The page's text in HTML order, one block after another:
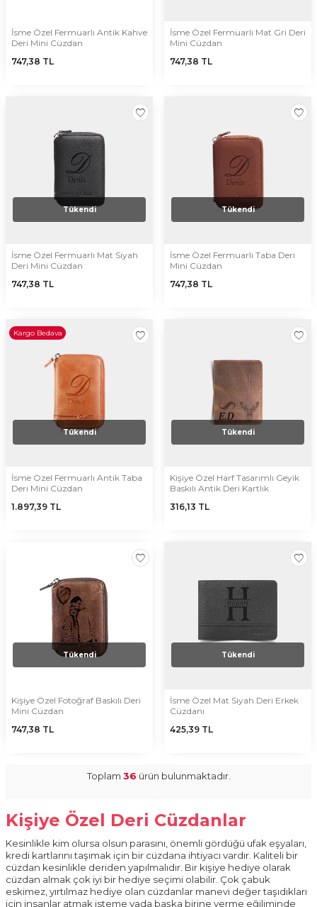
İsme Özel Fermuarlı Antik Kahve
Deri Mini Cüzdan
747,38 TL
İsme Özel Fermuarlı Mat Gri Deri
Mini Cüzdan
747,38 TL
Tükendi
İsme Özel Fermuarlı Mat Siyah
Deri Mini Cüzdan
747,38 TL
Tükendi
İsme Özel Fermuarlı Taba Deri
Mini Cüzdan
747,38 TL
Kargo Bedava
Tükendi
İsme Özel Fermuarlı Antik Taba
Deri Mini Cüzdan
1.897,39 TL
Tükendi
Kişiye Özel Harf Tasarımlı Geyik
Baskılı Antik Deri Kartlık
316,13 TL
Tükendi
Kişiye Özel Fotoğraf Baskılı Deri
Mini Cüzdan
747,38 TL
Tükendi
İsme Özel Mat Siyah Deri Erkek
Cüzdanı
425,39 TL
Toplam 36 ürün bulunmaktadır.
Kişiye Özel Deri Cüzdanlar
Kesinlikle kim olursa olsun parasını, önemli gördüğü ufak eşyaları,
kredi kartlarını taşımak için bir cüzdana ihtiyacı vardır. Kaliteli bir
cüzdan kesinlikle deriden yapılmalıdır. Bir kişiye hediye olarak
cüzdan almak çok iyi bir hediye seçimi olabilir. Çok çabuk
eskimez, yırtılmaz hediye olan cüzdanlar manevi değer taşıdıkları
için insanlar atmak isteme yada başka birine verme eğiliminde